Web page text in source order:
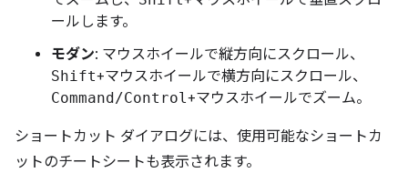
ールします。
モダン: マウスホイールで縦方向にスクロール、
Shift+マウスホイールで横方向にスクロール、
Command/Control+マウスホイールでズーム。
ショートカット ダイアログには、使用可能なショートカ
ットのチートシートも表示されます。